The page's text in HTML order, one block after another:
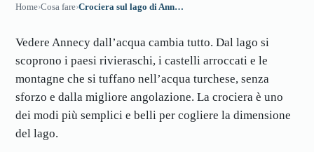
Home›Cosa fare› Crociera sul lago di Annecy: giri, barca e pranzo a bordo
Vedere Annecy dall’acqua cambia tutto. Dal lago si
scoprono i paesi rivieraschi, i castelli arroccati e le
montagne che si tuffano nell’acqua turchese, senza
sforzo e dalla migliore angolazione. La crociera è uno
dei modi più semplici e belli per cogliere la dimensione
del lago.